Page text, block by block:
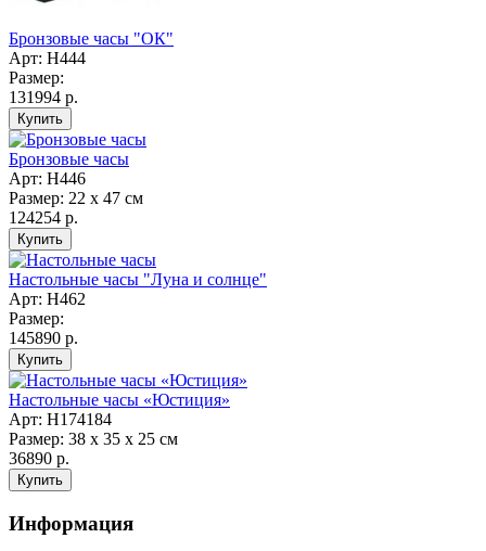
Бронзовые часы "ОК"
Арт: Н444
Размер:
131994 р.
Бронзовые часы
Арт: Н446
Размер: 22 х 47 см
124254 р.
Настольные часы "Луна и солнце"
Арт: Н462
Размер:
145890 р.
Настольные часы «Юстиция»
Арт: Н174184
Размер: 38 х 35 х 25 см
36890 р.
Информация